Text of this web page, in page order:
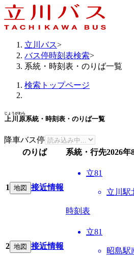
立川バス>
バス停時刻表検索>
系統・時刻表・のりば一覧
検索トップページ
上川原
じょうがわら
系統・時刻表・のりば一覧
降車バス停
のりば
系統・行先2026年
1 地図 接近情報
立81
立川駅
時刻表
2 地図 接近情報
立81
昭島駅